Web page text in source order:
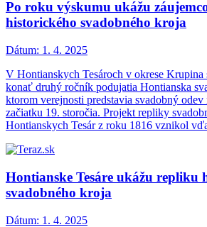
Po roku výskumu ukážu
historického svadobného kroja
Dátum: 1. 4. 2025
V Hontianskych Tesároch v okrese Krupina
konať druhý ročník podujatia Hontianska
ktorom verejnosti predstavia svadobný
začiatku 19. storočia. Projekt repliky
Hontianskych Tesár z roku 1816 vznikol
Hontianske Tesáre ukážu repliku
svadobného kroja
Dátum: 1. 4. 2025